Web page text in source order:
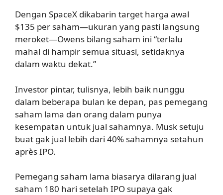
Dengan SpaceX dikabarin target harga awal
$135 per saham—ukuran yang pasti langsung
meroket—Owens bilang saham ini “terlalu
mahal di hampir semua situasi, setidaknya
dalam waktu dekat.”
Investor pintar, tulisnya, lebih baik nunggu
dalam beberapa bulan ke depan, pas pemegang
saham lama dan orang dalam punya
kesempatan untuk jual sahamnya. Musk setuju
buat gak jual lebih dari 40% sahamnya setahun
après IPO.
Pemegang saham lama biasarya dilarang jual
saham 180 hari setelah IPO supaya gak